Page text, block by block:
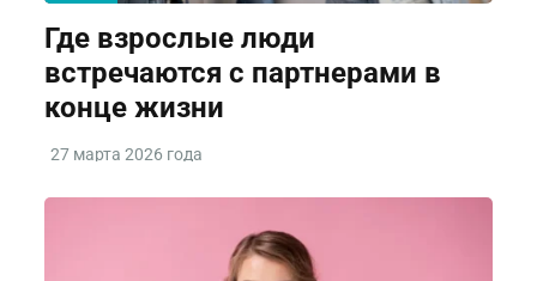
Где взрослые люди
встречаются с партнерами в
конце жизни
27 марта 2026 года